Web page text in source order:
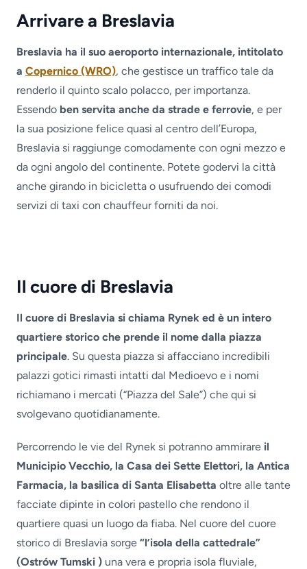
Arrivare a Breslavia
Breslavia ha il suo aeroporto internazionale, intitolato
a Copernico (WRO), che gestisce un traffico tale da
renderlo il quinto scalo polacco, per importanza.
Essendo ben servita anche da strade e ferrovie, e per
la sua posizione felice quasi al centro dell’Europa,
Breslavia si raggiunge comodamente con ogni mezzo e
da ogni angolo del continente. Potete godervi la città
anche girando in bicicletta o usufruendo dei comodi
servizi di taxi con chauffeur forniti da noi.
Il cuore di Breslavia
Il cuore di Breslavia si chiama Rynek ed è un intero
quartiere storico che prende il nome dalla piazza
principale. Su questa piazza si affacciano incredibili
palazzi gotici rimasti intatti dal Medioevo e i nomi
richiamano i mercati (“Piazza del Sale”) che qui si
svolgevano quotidianamente.
Percorrendo le vie del Rynek si potranno ammirare il
Municipio Vecchio, la Casa dei Sette Elettori, la Antica
Farmacia, la basilica di Santa Elisabetta oltre alle tante
facciate dipinte in colori pastello che rendono il
quartiere quasi un luogo da fiaba. Nel cuore del cuore
storico di Breslavia sorge “l’isola della cattedrale”
(Ostrów Tumski ) una vera e propria isola fluviale,